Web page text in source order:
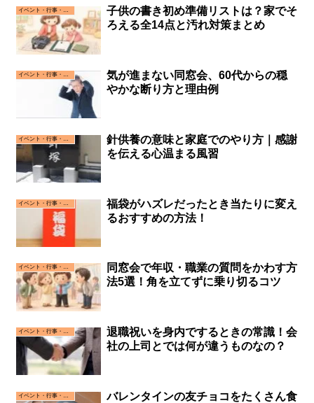
イベント・行事・お祝い事
子供の書き初め準備リストは？家でそ
ろえる全14点と汚れ対策まとめ
イベント・行事・お祝い事
気が進まない同窓会、60代からの穏
やかな断り方と理由例
針供養の意味と家庭でのやり方｜感謝
を伝える心温まる風習
福袋がハズレだったとき当たりに変え
るおすすめの方法！
イベント・行事・お祝い事
同窓会で年収・職業の質問をかわす方
法5選！角を立てずに乗り切るコツ
イベント・行事・お祝い事
退職祝いを身内でするときの常識！会
社の上司とでは何が違うものなの？
バレンタインの友チョコをたくさん食